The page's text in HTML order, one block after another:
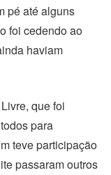
pé até alguns
foi cedendo ao
haviam
que foi
para
teve participação
passaram outros